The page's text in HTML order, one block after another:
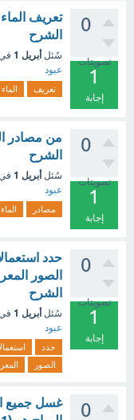
0
تصويتات
1
إجابة
تعريف
الشرح
سُئل أبريل 1
عبود
تعريف الماء
0
تصويتات
1
إجابة
من مصادر
الشرح
سُئل أبريل 1
عبود
مصادر الماء
0
تصويتات
1
إجابة
حدد
الصور
الشرح
سُئل أبريل 1
عبود
حدد
الصور
0
غسل جميع